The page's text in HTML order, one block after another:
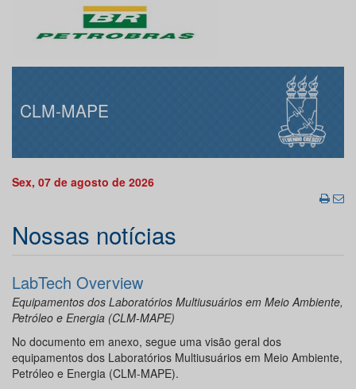
CLM-MAPE
Sex, 07 de agosto de 2026
Nossas notícias
LabTech Overview
Equipamentos dos Laboratórios Multiusuários em Meio Ambiente,
Petróleo e Energia (CLM-MAPE)
No documento em anexo, segue uma visão geral dos
equipamentos dos Laboratórios Multiusuários em Meio Ambiente,
Petróleo e Energia (CLM-MAPE).